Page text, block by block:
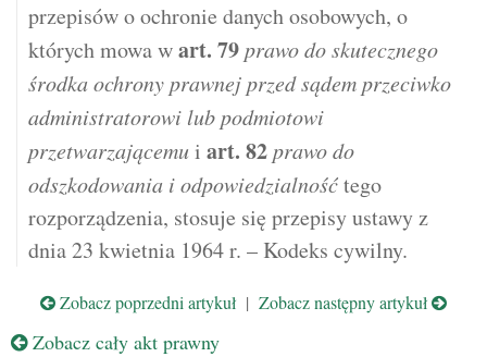
przepisów o ochronie danych osobowych, o
których mowa wart. 79 prawo do skutecznego
środka ochrony prawnej przed sądem przeciwko
administratorowi lub podmiotowi
przetwarzającemui art. 82 prawo do
odszkodowania i odpowiedzialnośćtego
rozporządzenia, stosuje się przepisy ustawy z
dnia 23 kwietnia 1964 r. – Kodeks cywilny.
Zobacz poprzedni artykuł | Zobacz następny artykuł
Zobacz cały akt prawny